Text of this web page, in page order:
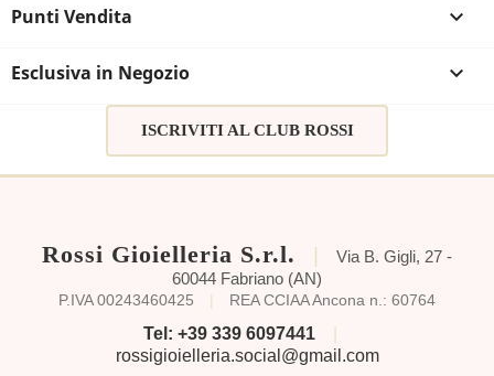
Punti Vendita 
Esclusiva in Negozio 
ISCRIVITI AL CLUB ROSSI
Rossi Gioielleria S.r.l. |
Via B. Gigli, 27 -
60044 Fabriano (AN)
P.IVA 00243460425 REA CCIAA Ancona n.: 60764
Tel: +39 339 6097441
rossigioielleria.social@gmail.com